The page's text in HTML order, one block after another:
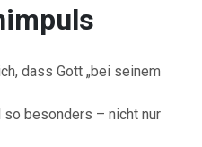
dass Gott „bei seinem
so besonders – nicht nur